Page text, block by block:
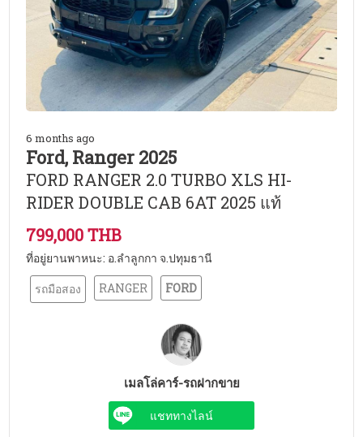
6 months ago
Ford, Ranger 2025
FORD RANGER 2.0 TURBO XLS HI-
RIDER DOUBLE CAB 6AT 2025 แท้
799,000 THB
ที่อยู่ยานพาหนะ: อ.ลำลูกกา จ.ปทุมธานี
รถมือสอง
RANGER FORD
เมลโล่คาร์-รถฝากขาย
แชททางไลน์